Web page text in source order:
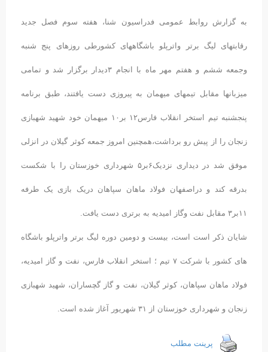
به گزارش روابط عمومی فدراسیون شنا، هفته سوم فصل جدید
رقابتهای لیگ برتر واترپلو باشگاههای کشورطی روزهای پنج شنبه
وجمعه ششم و هفتم مهر ماه با انجام ٣دیدار برگزار شد و تمامی
میزبانها مقابل تیمهای میهمان به پیروزی دست یافتند، طبق برنامه
پنجشنبه تیم استخر انقلاب فارس١٢ بر١۰ میهمان خود شهید شهبازی
زنجان را از پیش رو برداشت،همچنین امروز جمعه کوثر گیلان در انزلی
موفق شد در دیداری نزدیک۶بر۵ شهرداری خوزستان را با شکست
بدرقه کند و دراصفهان فولاد ماهان سپاهان دریک بازی یک طرفه
١١بر٣ مقابل نفت وگاز امیدیه به برتری دست یافت.
شایان ذکر است است، بیست و دومین دوره لیگ برتر واترپلو باشگاه
های کشور با شرکت ٧ تیم ؛ استخر انقلاب فارس، نفت و گاز امیدیه،
فولاد ماهان سپاهان، کوثر گیلان، نفت و گاز گچساران، شهید شهبازی
زنجان و شهرداری خوزستان از ٣١ شهریور آغاز شده است.
پرینت مطلب